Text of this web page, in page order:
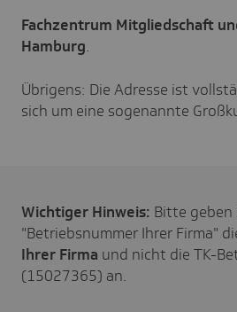
Fachzentrum Mitgliedschaft
Hamburg.
Übrigens: Die Adresse ist
sich um eine sogenannte
Wichtiger Hinweis: Bitte geben
"Betriebsnummer Ihrer Firma"
Ihrer Firma und nicht die TK-
(15027365) an.